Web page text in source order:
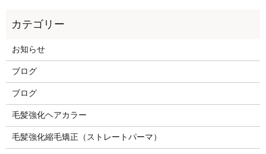
お知らせ
ブログ
ブログ
毛髪強化ヘアカラー
毛髪強化縮毛矯正（ストレートパーマ）